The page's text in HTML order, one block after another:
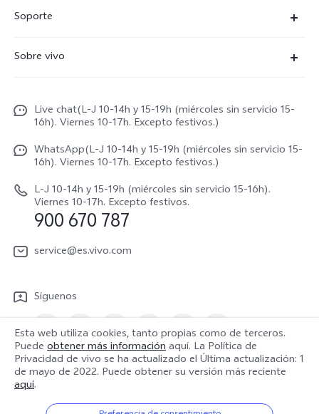
X300
V70 5G
V70 FE
V70 Lite 5G
Y31 5G
Soporte
Autenticación de IMEI
Gestión de reparaciones
Manual de usuario
Actualización de sistema
Actualizar registro
Instrucciones de Garantía
Sobre vivo
Netiqueta vivo
Avisos legales
Acerca de nosotros
Sostenibilidad
Centro de privacidad de vivo
Live chat(L-J 10-14h y 15-19h (miércoles sin servicio 15-
16h). Viernes 10-17h. Excepto festivos.)
WhatsApp(L-J 10-14h y 15-19h (miércoles sin servicio 15-
16h). Viernes 10-17h. Excepto festivos.)
L-J 10-14h y 15-19h (miércoles sin servicio 15-16h).
Viernes 10-17h. Excepto festivos.
900 670 787
service@es.vivo.com
Síguenos
España | Seleccione país/región
Esta web utiliza cookies, tanto propias como de terceros.
Puede obtener más informaciónaquí. La Política de
Privacidad de vivo se ha actualizado el Última actualización: 1
de mayo de 2022. Puede obtener su versión más reciente
aquí.